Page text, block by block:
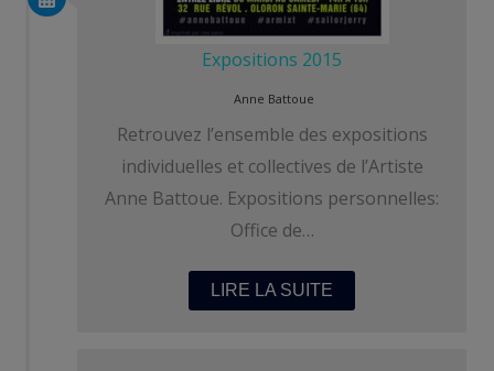
Expositions 2015
Anne Battoue
Retrouvez l’ensemble des expositions
individuelles et collectives de l’Artiste
Anne Battoue. Expositions personnelles:
Office de…
LIRE LA SUITE